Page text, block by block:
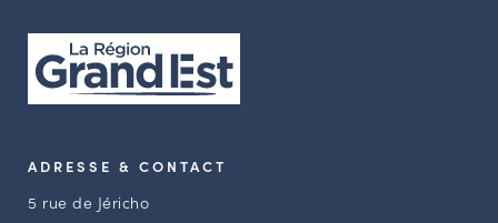
ADRESSE & CONTACT
5 rue de Jéricho